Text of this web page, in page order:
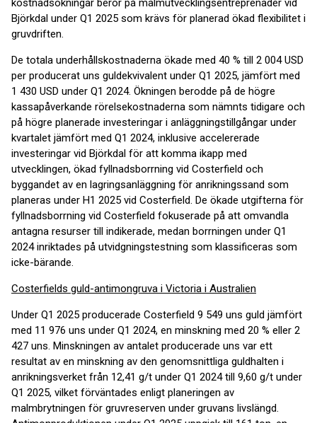
kostnadsökningar beror på malmutvecklingsentreprenader vid
Björkdal under Q1 2025 som krävs för planerad ökad flexibilitet i
gruvdriften.
De totala underhållskostnaderna ökade med 40 % till 2 004 USD
per producerat uns guldekvivalent under Q1 2025, jämfört med
1 430 USD under Q1 2024. Ökningen berodde på de högre
kassapåverkande rörelsekostnaderna som nämnts tidigare och
på högre planerade investeringar i anläggningstillgångar under
kvartalet jämfört med Q1 2024, inklusive accelererade
investeringar vid Björkdal för att komma ikapp med
utvecklingen, ökad fyllnadsborrning vid Costerfield och
byggandet av en lagringsanläggning för anrikningssand som
planeras under H1 2025 vid Costerfield. De ökade utgifterna för
fyllnadsborrning vid Costerfield fokuserade på att omvandla
antagna resurser till indikerade, medan borrningen under Q1
2024 inriktades på utvidgningstestning som klassificeras som
icke-bärande.
Costerfields guld-antimongruva i Victoria i Australien
Under Q1 2025 producerade Costerfield 9 549 uns guld jämfört
med 11 976 uns under Q1 2024, en minskning med 20 % eller 2
427 uns. Minskningen av antalet producerade uns var ett
resultat av en minskning av den genomsnittliga guldhalten i
anrikningsverket från 12,41 g/t under Q1 2024 till 9,60 g/t under
Q1 2025, vilket förväntades enligt planeringen av
malmbrytningen för gruvreserven under gruvans livslängd.